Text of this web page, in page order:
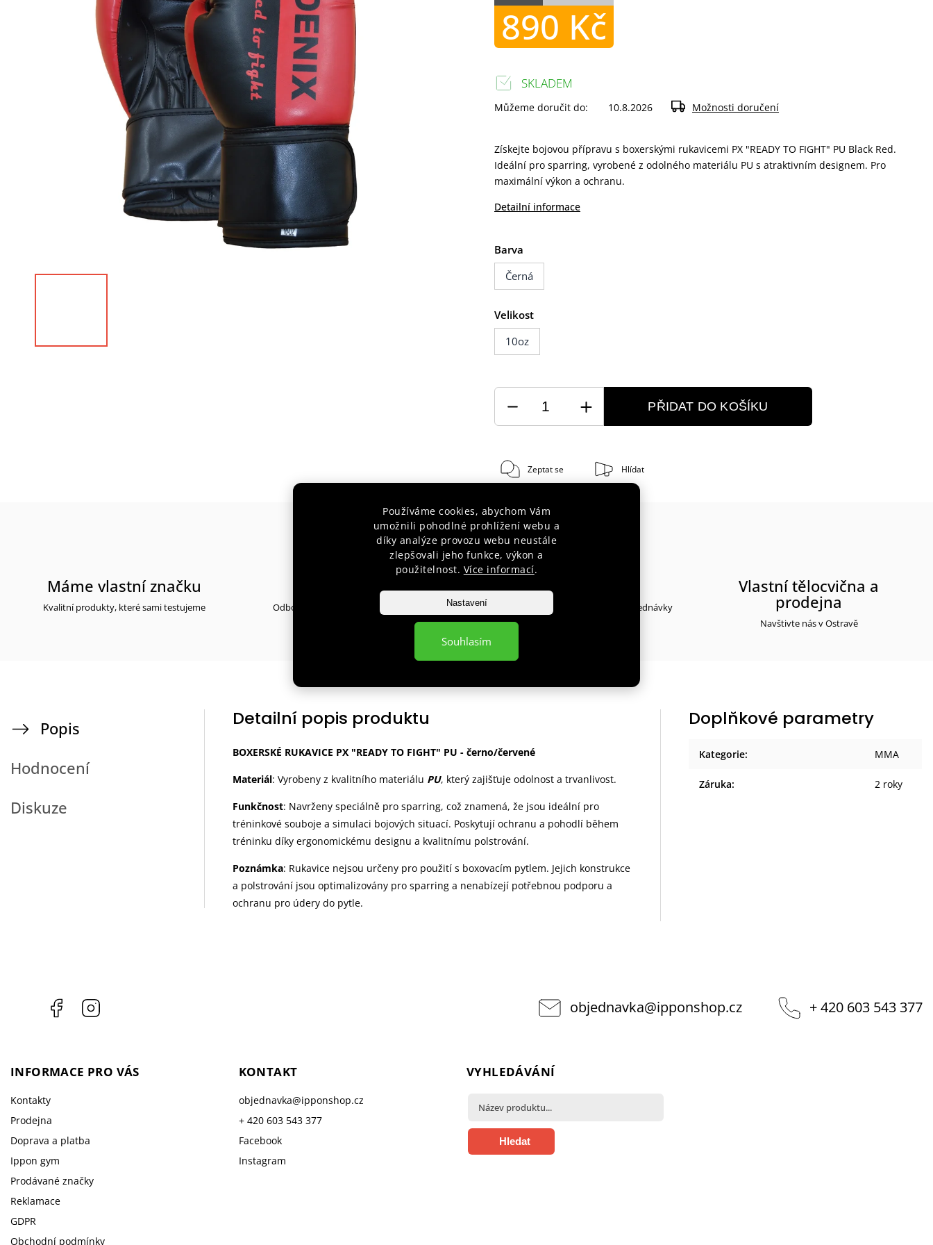
Používáme cookies, abychom Vám
umožnili pohodlné prohlížení webu a
díky analýze provozu webu neustále
zlepšovali jeho funkce, výkon a
použitelnost. Více informací.
Nastavení
Souhlasím
890 Kč
Získejte bojovou přípravu s boxerskými rukavicemi PX "READY TO FIGHT" PU Black Red.
Ideální pro sparring, vyrobené z odolného materiálu PU s atraktivním designem. Pro
maximální výkon a ochranu.
Detailní informace
Barva
Černá
Velikost
10oz
SKLADEM
Můžeme doručit do: 10.8.2026 Možnosti doručení
PŘIDAT DO KOŠÍKU
Zeptat se Hlídat
Máme vlastní značku
Kvalitní produkty, které sami testujeme
30 let s Vámi
Odborné poradenství pro začátečníky i
Doprava zdarma
při nákupu nad 1 900 Kč do váhy objednávky
Vlastní tělocvična a
prodejna
Navštivte nás v Ostravě
Popis
Hodnocení
Diskuze
Detailní popis produktu
BOXERSKÉ RUKAVICE PX "READY TO FIGHT" PU - černo/červené
Materiál: Vyrobeny z kvalitního materiálu PU, který zajišťuje odolnost a trvanlivost.
Funkčnost: Navrženy speciálně pro sparring, což znamená, že jsou ideální pro
tréninkové souboje a simulaci bojových situací. Poskytují ochranu a pohodlí během
tréninku díky ergonomickému designu a kvalitnímu polstrování.
Poznámka: Rukavice nejsou určeny pro použití s boxovacím pytlem. Jejich konstrukce
a polstrování jsou optimalizovány pro sparring a nenabízejí potřebnou podporu a
ochranu pro údery do pytle.
Doplňkové parametry
Kategorie: MMA
Záruka: 2 roky
Facebook objednavka@ipponshop.cz + 420 603 543 377
INFORMACE PRO VÁS
Kontakty
Prodejna
Doprava a platba
Ippon gym
Prodávané značky
Reklamace
GDPR
Obchodní podmínky
KONTAKT
objednavka@ipponshop.cz
+ 420 603 543 377
Facebook
Instagram
VYHLEDÁVÁNÍ
Hledat